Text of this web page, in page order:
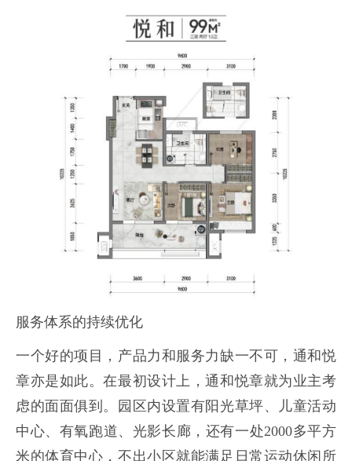
服务体系的持续优化
一个好的项目，产品力和服务力缺一不可，通和悦
章亦是如此。在最初设计上，通和悦章就为业主考
虑的面面俱到。园区内设置有阳光草坪、儿童活动
中心、有氧跑道、光影长廊，还有一处2000多平方
米的体育中心，不出小区就能满足日常运动休闲所